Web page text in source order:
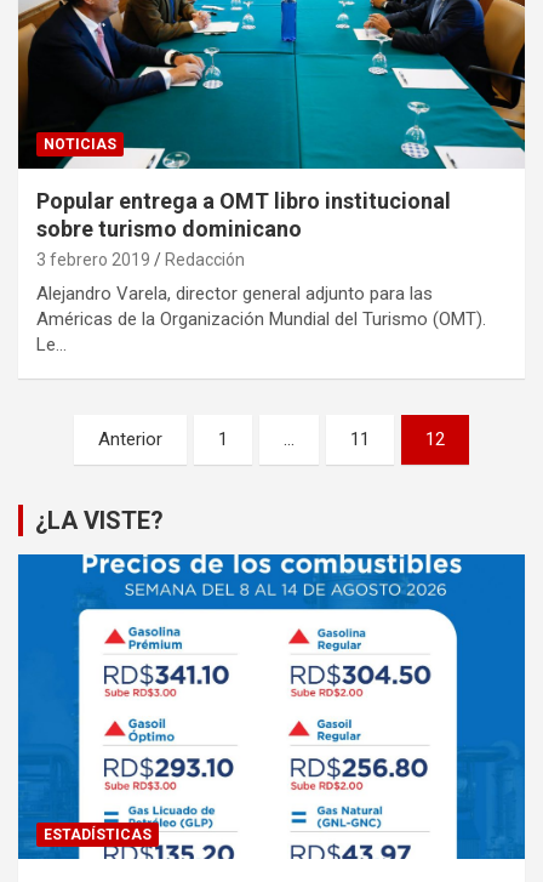
NOTICIAS
Popular entrega a OMT libro institucional
sobre turismo dominicano
3 febrero 2019 Redacción
Alejandro Varela, director general adjunto para las
Américas de la Organización Mundial del Turismo (OMT).
Le…
Paginación
entradas
Anterior 1 … 11 12
¿LA VISTE?
ESTADÍSTICAS